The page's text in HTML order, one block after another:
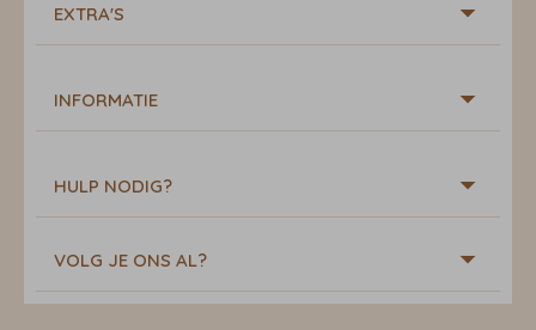
EXTRA'S
INFORMATIE
HULP NODIG?
VOLG JE ONS AL?